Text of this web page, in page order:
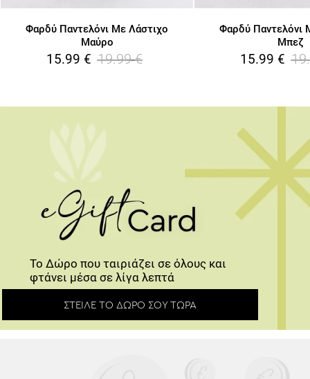
Φαρδύ Παντελόνι Με Λάστιχο
Μαύρο
15.99 € 19.99 €
Φαρδύ Παντελόνι
Μπεζ
15.99 €
Το Δώρο που ταιριάζει σε όλους και
φτάνει μέσα σε λίγα λεπτά
ΣΤΕΊΛΕ ΤΟ ΔΏΡΟ ΣΟΥ ΤΏΡΑ